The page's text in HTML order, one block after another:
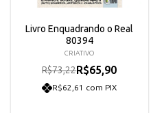
Livro Enquadrando o Real
80394
CRIATIVO
R$73,22R$65,90
R$62,61 com PIX